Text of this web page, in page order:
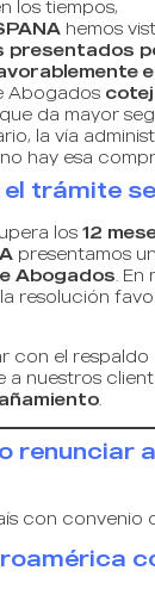
los tiempos,
hemos
presentados
Abogados
da mayor
la vía
hay esa
el trámite
los 12
presentamos un
Abogados. En
resolución
con el respaldo
a nuestros
.
renunciar
con convenio